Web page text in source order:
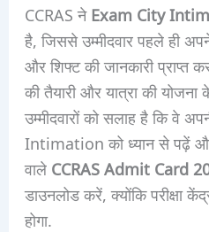
CCRAS नेExam City
है, जिससे उम्मीदवार पहले ही अपने
और शिफ्ट की जानकारी प्राप्त
की तैयारी और यात्रा की योजना
उम्मीदवारों को सलाह है कि वे
Intimation को ध्यान से पढ़ें
वाले CCRAS Admit Card
डाउनलोड करें, क्योंकि परीक्षा
होगा.